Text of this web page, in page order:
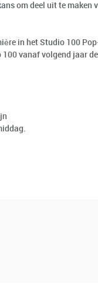
om deel uit te maken
in het Studio 100
vanaf volgend jaar